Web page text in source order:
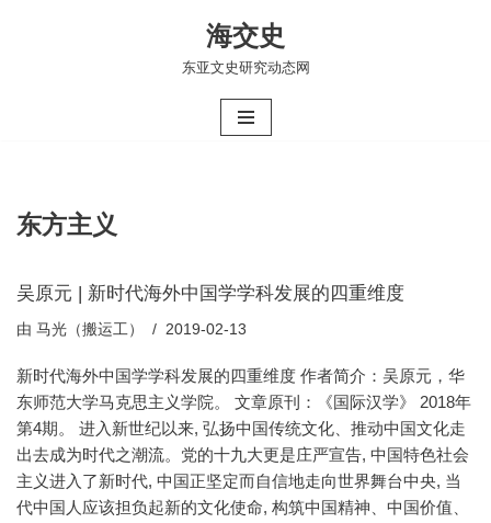
海交史
东亚文史研究动态网
东方主义
吴原元 | 新时代海外中国学学科发展的四重维度
由 马光（搬运工） 2019-02-13
新时代海外中国学学科发展的四重维度 作者简介：吴原元，华
东师范大学马克思主义学院。 文章原刊：《国际汉学》 2018年
第4期。 进入新世纪以来, 弘扬中国传统文化、推动中国文化走
出去成为时代之潮流。党的十九大更是庄严宣告, 中国特色社会
主义进入了新时代, 中国正坚定而自信地走向世界舞台中央, 当
代中国人应该担负起新的文化使命, 构筑中国精神、中国价值、